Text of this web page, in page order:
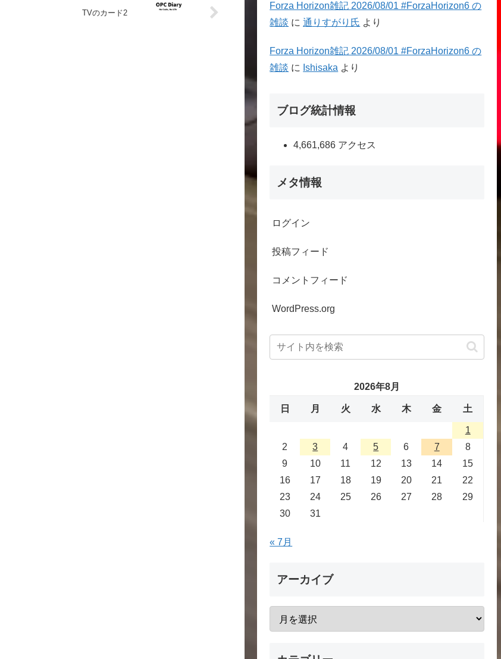
TVのカード2
Forza Horizon雑記 2026/08/01 #ForzaHorizon6 の
雑談 に通りすがり氏 より
Forza Horizon雑記 2026/08/01 #ForzaHorizon6 の
雑談 に Ishisaka より
ブログ統計情報
4,661,686 アクセス
メタ情報
ログイン
投稿フィード
コメントフィード
WordPress.org
2026年8月
日 月 火 水 木 金 土
1
2
3 4 5 6 7
8
9
10 11 12 13 14
15
16
17 18 19 20 21
22
23
24 25 26 27 28
29
30
31
« 7月
アーカイブ